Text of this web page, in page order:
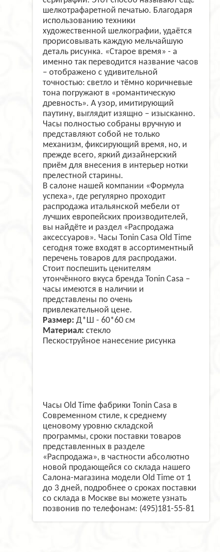
шелкотрафаретной печатью. Благодаря
использованию техники
художественной шелкографии, удаётся
прорисовывать каждую мельчайшую
деталь рисунка. «Старое время» - а
именно так переводится название часов
– отображено с удивительной
точностью: светло и тёмно коричневые
тона погружают в «романтическую
древность». А узор, имитирующий
паутину, выглядит изящно – изысканно.
Часы полностью собраны вручную и
представляют собой не только
механизм, фиксирующий время, но, и
прежде всего, яркий дизайнерский
приём для внесения в интерьер нотки
прелестной старины.
В салоне нашей компании «Формула
успеха», где регулярно проходит
распродажа итальянской мебели от
лучших европейских производителей,
вы найдёте и раздел «Распродажа
аксессуаров». Часы Tonin Casa Old Time
сегодня тоже входят в ассортиментный
перечень товаров для распродажи.
Стоит поспешить ценителям
утончённого вкуса бренда Tonin Casa –
часы имеются в наличии и
представлены по очень
привлекательной цене.
Размер: Д*Ш - 60*60 cм
Материал: стекло
Пескоструйное нанесение рисунка
Часы Old Time фабрики Tonin Casa в
Современном стиле, к среднему
ценовому уровню складской
программы, сроки поставки товаров
представленных в разделе
«Распродажа», в частности абсолютно
новой продающейся со склада нашего
Салона-магазина модели Old Time от 1
до 3 дней, подробнее о сроках поставки
со склада в Москве вы можете узнать
позвонив по телефонам: (495)181-55-81